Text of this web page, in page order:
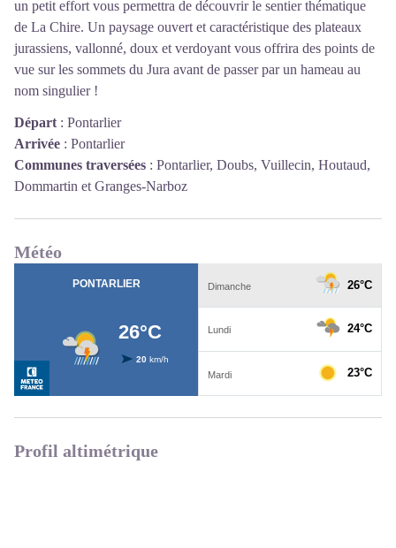
un petit effort vous permettra de découvrir le sentier thématique
de La Chire. Un paysage ouvert et caractéristique des plateaux
jurassiens, vallonné, doux et verdoyant vous offrira des points de
vue sur les sommets du Jura avant de passer par un hameau au
nom singulier !
Départ : Pontarlier
Arrivée : Pontarlier
Communes traversées : Pontarlier, Doubs, Vuillecin, Houtaud,
Dommartin et Granges-Narboz
Météo
Profil altimétrique